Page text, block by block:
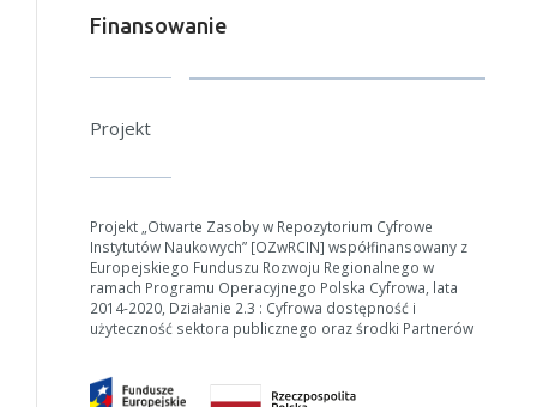
Finansowanie
Projekt
Projekt „Otwarte Zasoby w Repozytorium Cyfrowe
Instytutów Naukowych” [OZwRCIN] współfinansowany z
Europejskiego Funduszu Rozwoju Regionalnego w
ramach Programu Operacyjnego Polska Cyfrowa, lata
2014-2020, Działanie 2.3 : Cyfrowa dostępność i
użyteczność sektora publicznego oraz środki Partnerów